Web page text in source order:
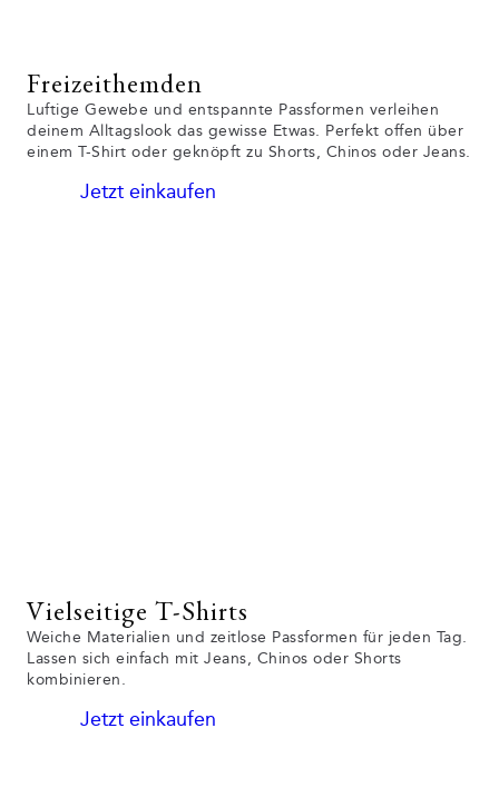
Freizeithemden
Luftige Gewebe und entspannte Passformen verleihen
deinem Alltagslook das gewisse Etwas. Perfekt offen über
einem T-Shirt oder geknöpft zu Shorts, Chinos oder Jeans.
Jetzt einkaufen
Vielseitige T-Shirts
Weiche Materialien und zeitlose Passformen für jeden Tag.
Lassen sich einfach mit Jeans, Chinos oder Shorts
kombinieren.
Jetzt einkaufen